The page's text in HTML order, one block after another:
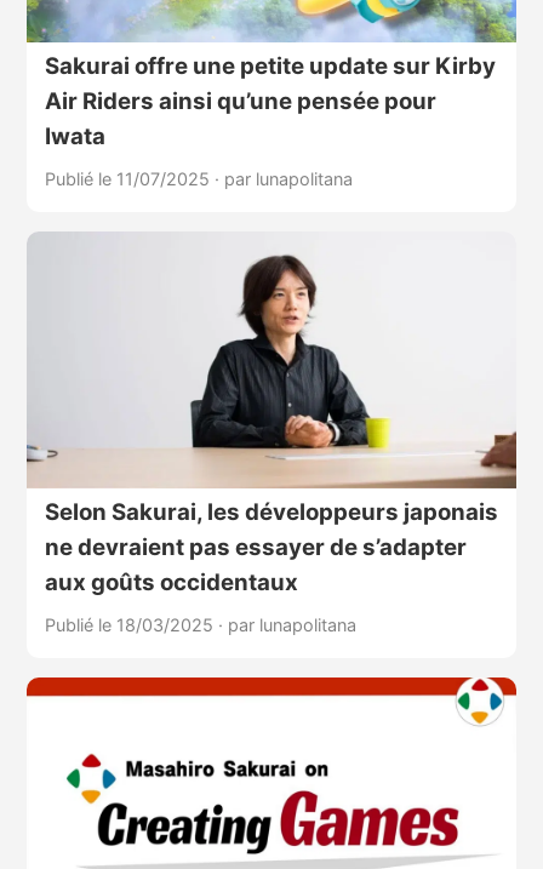
Sakurai offre une petite update sur Kirby
Air Riders ainsi qu’une pensée pour
Iwata
Publié le 11/07/2025 · par lunapolitana
Selon Sakurai, les développeurs japonais
ne devraient pas essayer de s’adapter
aux goûts occidentaux
Publié le 18/03/2025 · par lunapolitana